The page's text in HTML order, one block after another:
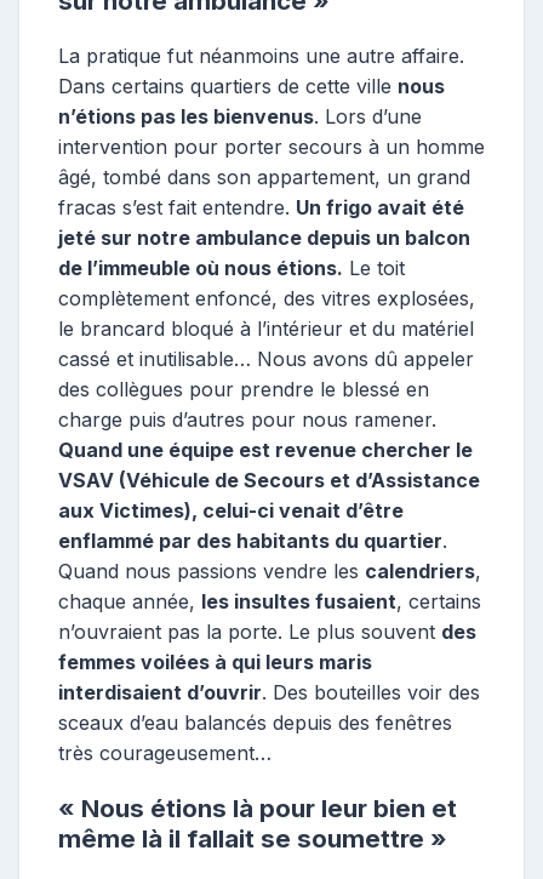
La pratique fut néanmoins une autre affaire.
Dans certains quartiers de cette ville nous
n’étions pas les bienvenus. Lors d’une
intervention pour porter secours à un homme
âgé, tombé dans son appartement, un grand
fracas s’est fait entendre. Un frigo avait été
jeté sur notre ambulance depuis un balcon
de l’immeuble où nous étions. Le toit
complètement enfoncé, des vitres explosées,
le brancard bloqué à l’intérieur et du matériel
cassé et inutilisable… Nous avons dû appeler
des collègues pour prendre le blessé en
charge puis d’autres pour nous ramener.
Quand une équipe est revenue chercher le
VSAV (Véhicule de Secours et d’Assistance
aux Victimes), celui-ci venait d’être
enflammé par des habitants du quartier.
Quand nous passions vendre les calendriers,
chaque année, les insultes fusaient, certains
n’ouvraient pas la porte. Le plus souvent des
femmes voilées à qui leurs maris
interdisaient d’ouvrir. Des bouteilles voir des
sceaux d’eau balancés depuis des fenêtres
très courageusement…
« Nous étions là pour leur bien et
même là il fallait se soumettre »